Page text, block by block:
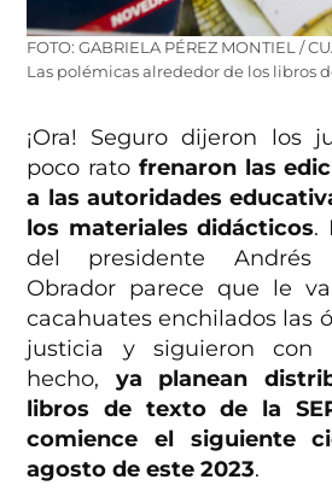
FOTO: GABRIELA PÉREZ MONTIEL /
Las polémicas alrededor de los libros
¡Ora! Seguro dijeron los
poco rato frenaron las
a las autoridades
los materiales didácticos.
del presidente Andrés
Obrador parece que le
cacahuates enchilados las
justicia y siguieron con
hecho, ya planean
libros de texto de la
comience el siguiente
agosto de este 2023.